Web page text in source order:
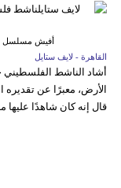
أفيش مسلسل
القاهرة - لايف ستايل
أشاد الناشط
الأرض، معبرًا عن تقديره
قال إنه كان شاهدًا عليها